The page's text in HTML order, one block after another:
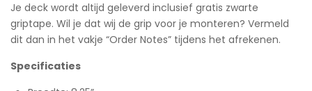
Je deck wordt altijd geleverd inclusief gratis zwarte
griptape. Wil je dat wij de grip voor je monteren? Vermeld
dit dan in het vakje “Order Notes” tijdens het afrekenen.
Specificaties